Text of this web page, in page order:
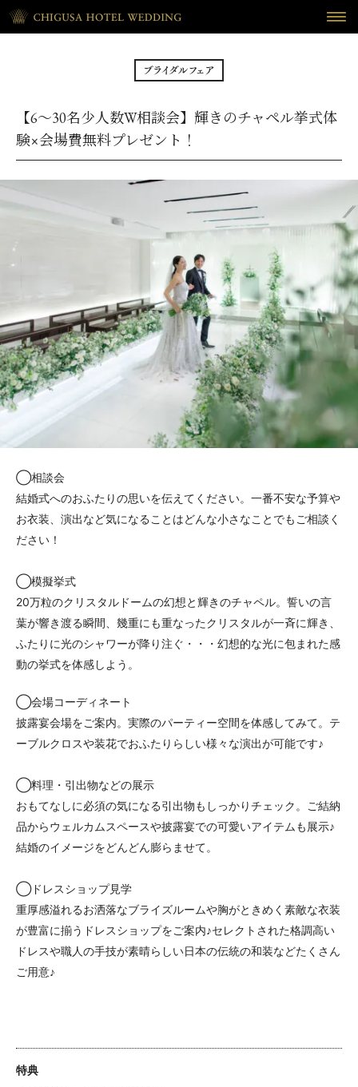
CEREMONY
WAKON
ウェディング・レポート
DRESS
ドレス
BLOG
ブログ
PLAN
プラン
ACCESS
アクセス
CONTACT
お問い合わせ
093-671-1131
【6～30名少人数W相談会】輝きのチャペル挙式体
験×会場費無料プレゼント！
◯相談会
結婚式へのおふたりの思いを伝えてください。一番不安な予算や
お衣装、演出など気になることはどんな小さなことでもご相談く
ださい！
◯模擬挙式
20万粒のクリスタルドームの幻想と輝きのチャペル。誓いの言
葉が響き渡る瞬間、幾重にも重なったクリスタルが一斉に輝き、
ふたりに光のシャワーが降り注ぐ・・・幻想的な光に包まれた感
動の挙式を体感しよう。
◯会場コーディネート
披露宴会場をご案内。実際のパーティー空間を体感してみて。テ
ーブルクロスや装花でおふたりらしい様々な演出が可能です♪
◯料理・引出物などの展示
おもてなしに必須の気になる引出物もしっかりチェック。ご結納
品からウェルカムスペースや披露宴での可愛いアイテムも展示♪
結婚のイメージをどんどん膨らませて。
◯ドレスショップ見学
重厚感溢れるお洒落なブライズルームや胸がときめく素敵な衣装
が豊富に揃うドレスショップをご案内♪セレクトされた格調高い
ドレスや職人の手技が素晴らしい日本の伝統の和装などたくさん
ご用意♪
特典